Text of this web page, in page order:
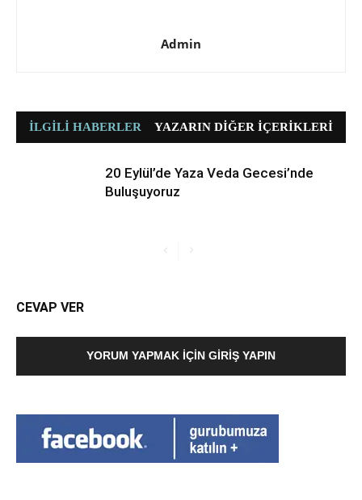
Admin
İLGILI HABERLER YAZARIN DIĞER İÇERIKLERI
20 Eylül’de Yaza Veda Gecesi’nde
Buluşuyoruz
CEVAP VER
YORUM YAPMAK İÇIN GIRIŞ YAPIN